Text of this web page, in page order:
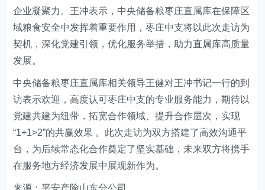
企业凝聚力。王冲表示，中央储备粮枣庄直属库在保障区
域粮食安全中发挥着重要作用，枣庄中支将以此次走访为
契机，深化党建引领，优化服务举措，助力直属库高质量
发展。
中央储备粮枣庄直属库相关领导王健对王冲书记一行的到
访表示欢迎，高度认可枣庄中支的专业服务能力，期待以
党建共建为纽带，拓宽合作领域、提升合作层次，实现
“1+1>2”的共赢效果 。此次走访为双方搭建了高效沟通平
台，为后续常态化合作奠定了坚实基础，未来双方将携手
在服务地方经济发展中展现新作为。
来源：平安产险山东分公司